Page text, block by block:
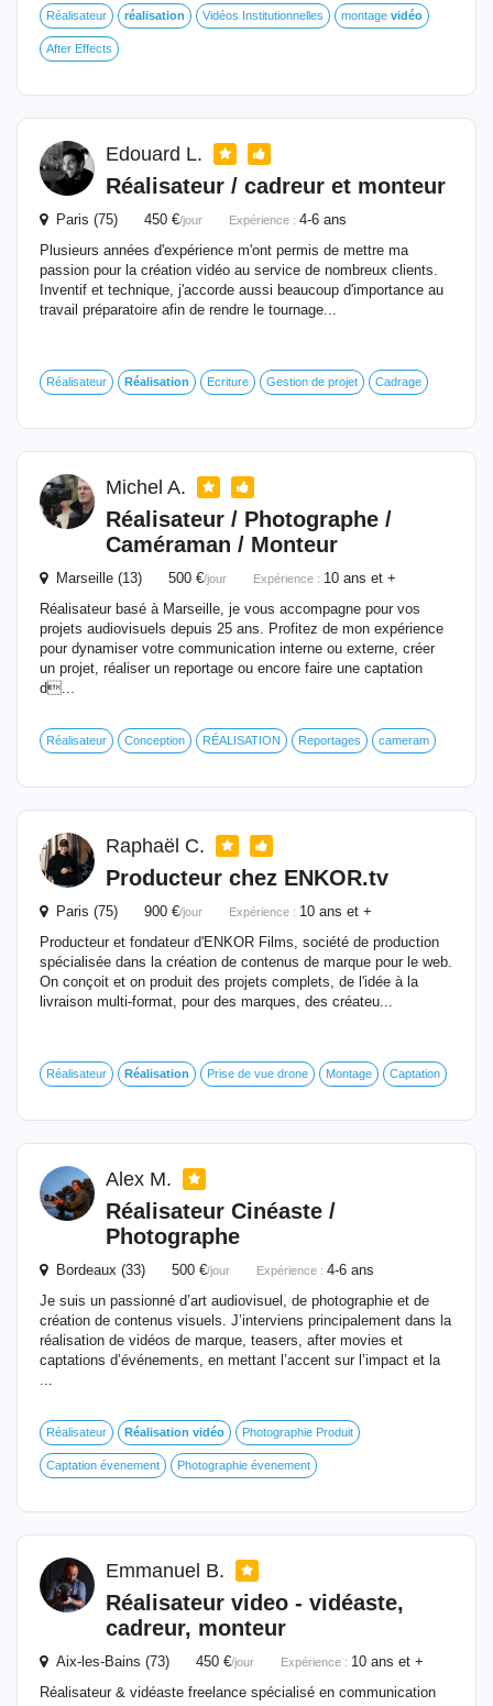
Réalisateur réalisation Vidéos Institutionnelles montage vidéo
After Effects
Edouard L.
Réalisateur / cadreur et monteur
Paris (75) 450 €/jour Expérience : 4-6 ans
Plusieurs années d'expérience m'ont permis de mettre ma
passion pour la création vidéo au service de nombreux clients.
Inventif et technique, j'accorde aussi beaucoup d'importance au
travail préparatoire afin de rendre le tournage...
Réalisateur Réalisation Ecriture Gestion de projet Cadrage
Michel A.
Réalisateur / Photographe /
Caméraman / Monteur
Marseille (13) 500 €/jour Expérience : 10 ans et +
Réalisateur basé à Marseille, je vous accompagne pour vos
projets audiovisuels depuis 25 ans. Profitez de mon expérience
pour dynamiser votre communication interne ou externe, créer
un projet, réaliser un reportage ou encore faire une captation
d...
Réalisateur Conception RÉALISATION Reportages cameram
Raphaël C.
Producteur chez ENKOR.tv
Paris (75) 900 €/jour Expérience : 10 ans et +
Producteur et fondateur d'ENKOR Films, société de production
spécialisée dans la création de contenus de marque pour le web.
On conçoit et on produit des projets complets, de l'idée à la
livraison multi-format, pour des marques, des créateu...
Réalisateur Réalisation Prise de vue drone Montage Captation
Alex M.
Réalisateur Cinéaste /
Photographe
Bordeaux (33) 500 €/jour Expérience : 4-6 ans
Je suis un passionné d’art audiovisuel, de photographie et de
création de contenus visuels. J’interviens principalement dans la
réalisation de vidéos de marque, teasers, after movies et
captations d’événements, en mettant l’accent sur l’impact et la
...
Réalisateur Réalisation vidéo Photographie Produit
Captation évenement Photographie évenement
Emmanuel B.
Réalisateur video - vidéaste,
cadreur, monteur
Aix-les-Bains (73) 450 €/jour Expérience : 10 ans et +
Réalisateur & vidéaste freelance spécialisé en communication